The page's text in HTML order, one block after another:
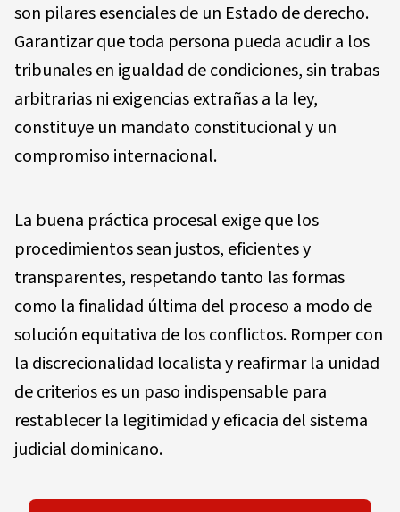
son pilares esenciales de un Estado de derecho.
Garantizar que toda persona pueda acudir a los
tribunales en igualdad de condiciones, sin trabas
arbitrarias ni exigencias extrañas a la ley,
constituye un mandato constitucional y un
compromiso internacional.
La buena práctica procesal exige que los
procedimientos sean justos, eficientes y
transparentes, respetando tanto las formas
como la finalidad última del proceso a modo de
solución equitativa de los conflictos. Romper con
la discrecionalidad localista y reafirmar la unidad
de criterios es un paso indispensable para
restablecer la legitimidad y eficacia del sistema
judicial dominicano.